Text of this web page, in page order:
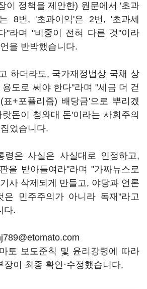
이 정책을 제안한) 원문에서 '초과
8번, '초과이익'은 2번, '초과세
"라며 "비중이 전혀 다른 것"이라
을 반박했습니다.
하더라도, 국가재정법상 국채 상
도로 써야 한다"라며 "세금 더 걷
표+포퓰리즘) 배당금'으로 뿌리겠
돈이 청와대 돈'이라는 사회주의
었습니다.
령은 사실은 사실대로 인정하고,
을 받아들여라"라며 "가짜뉴스로
사 삭제되게 만들고, 야당과 언론
은 민주주의가 아니라 독재"라고
다.
토 보도준칙 및 윤리강령에 따라
장이 최종 확인·수정했습니다.